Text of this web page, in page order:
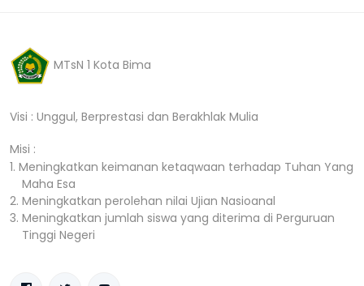
MTsN 1 Kota Bima
Visi : Unggul, Berprestasi dan Berakhlak Mulia
Misi :
1. Meningkatkan keimanan ketaqwaan terhadap Tuhan Yang
Maha Esa
2. Meningkatkan perolehan nilai Ujian Nasioanal
3. Meningkatkan jumlah siswa yang diterima di Perguruan
Tinggi Negeri